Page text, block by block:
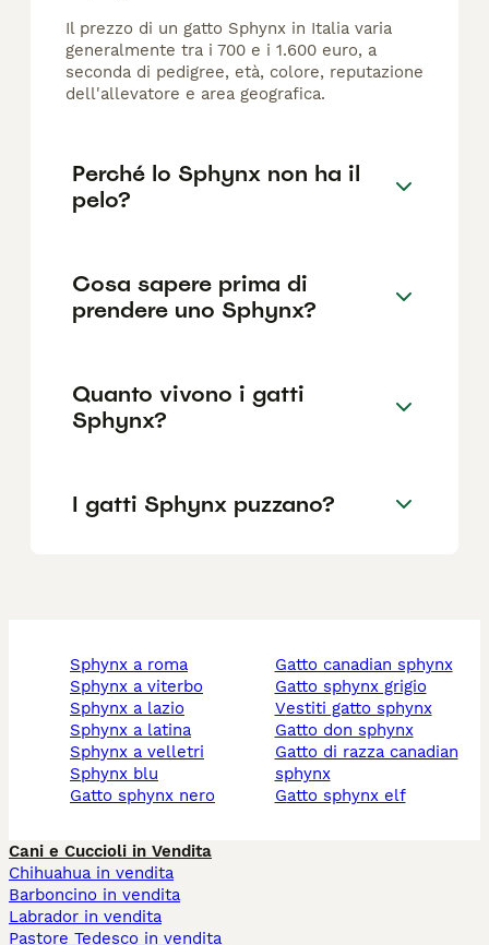
Il prezzo di un gatto Sphynx in Italia varia
generalmente tra i 700 e i 1.600 euro, a
seconda di pedigree, età, colore, reputazione
dell'allevatore e area geografica.
Perché lo Sphynx non ha il
pelo?
Cosa sapere prima di
prendere uno Sphynx?
Quanto vivono i gatti
Sphynx?
I gatti Sphynx puzzano?
sphynx a roma
sphynx a viterbo
sphynx a lazio
sphynx a latina
sphynx a velletri
sphynx blu
gatto sphynx nero
gatto canadian sphynx
gatto sphynx grigio
vestiti gatto sphynx
gatto don sphynx
gatto di razza canadian
sphynx
gatto sphynx elf
Cani e Cuccioli in Vendita
Chihuahua in vendita
Barboncino in vendita
Labrador in vendita
Pastore Tedesco in vendita